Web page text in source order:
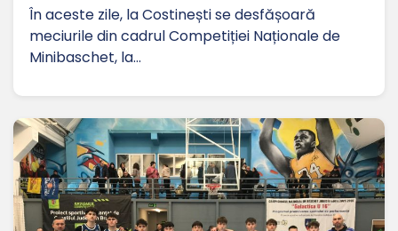
În aceste zile, la Costinești se desfășoară
meciurile din cadrul Competiției Naționale de
Minibaschet, la…